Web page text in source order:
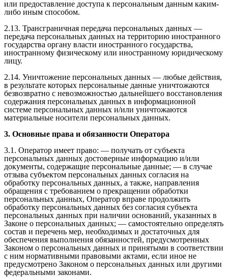
или предоставление доступа к персональным данным каким-
либо иным способом.
2.13. Трансграничная передача персональных данных —
передача персональных данных на территорию иностранного
государства органу власти иностранного государства,
иностранному физическому или иностранному юридическому
лицу.
2.14. Уничтожение персональных данных — любые действия,
в результате которых персональные данные уничтожаются
безвозвратно с невозможностью дальнейшего восстановления
содержания персональных данных в информационной
системе персональных данных и/или уничтожаются
материальные носители персональных данных.
3. Основные права и обязанности Оператора
3.1. Оператор имеет право: — получать от субъекта
персональных данных достоверные информацию и/или
документы, содержащие персональные данные; — в случае
отзыва субъектом персональных данных согласия на
обработку персональных данных, а также, направления
обращения с требованием о прекращении обработки
персональных данных, Оператор вправе продолжить
обработку персональных данных без согласия субъекта
персональных данных при наличии оснований, указанных в
Законе о персональных данных; — самостоятельно определять
состав и перечень мер, необходимых и достаточных для
обеспечения выполнения обязанностей, предусмотренных
Законом о персональных данных и принятыми в соответствии
с ним нормативными правовыми актами, если иное не
предусмотрено Законом о персональных данных или другими
федеральными законами.